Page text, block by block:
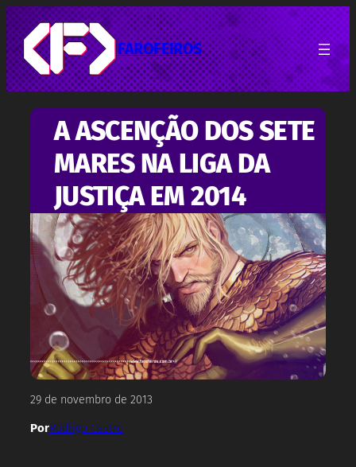
Pular
para
o
conteúdo
FAROFEIROS
A ASCENÇÃO DOS SETE
MARES NA LIGA DA
JUSTIÇA EM 2014
29 de novembro de 2013
PorRodrigo Castro